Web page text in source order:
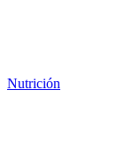
Nutrición